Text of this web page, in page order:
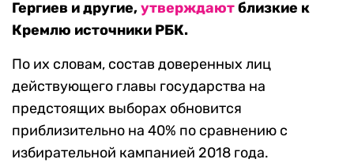
Гергиев и другие,утверждаютблизкие к
Кремлю источники РБК.
По их словам, состав доверенных лиц
действующего главы государства на
предстоящих выборах обновится
приблизительно на 40% по сравнению с
избирательной кампанией 2018 года.